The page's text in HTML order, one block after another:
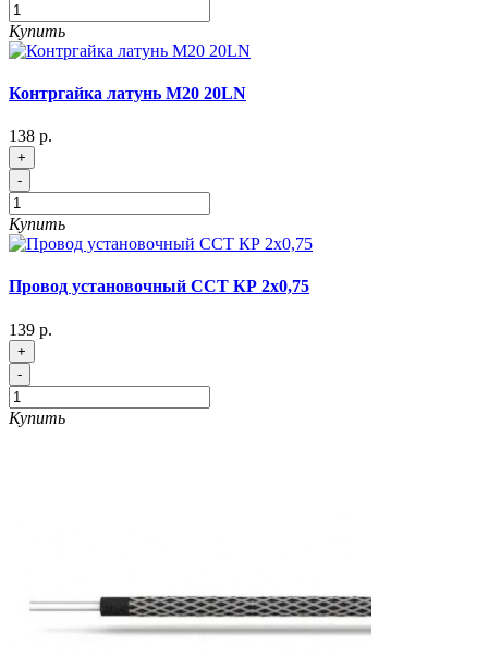
Купить
Контргайка латунь М20 20LN
138 р.
+
-
Купить
Провод установочный ССТ КР 2х0,75
139 р.
+
-
Купить